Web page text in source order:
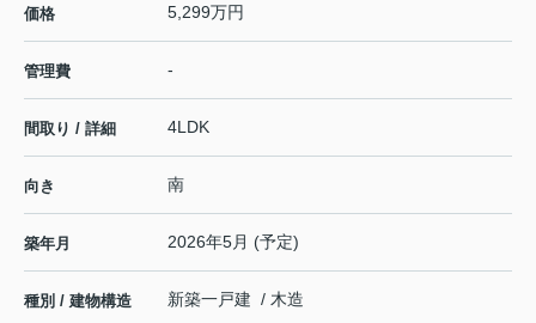
価格 5,299万円
管理費 -
間取り / 詳細 4LDK
向き 南
築年月 2026年5月 (予定)
種別 / 建物構造 新築一戸建 / 木造